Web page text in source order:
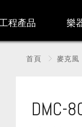
程產品 樂
首頁 麥克風
DMC-